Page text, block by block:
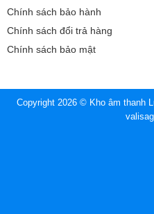
Chính sách bảo hành
Chính sách đổi trả hàng
Chính sách bảo mật
Copyright 2026 © Kho âm thanh